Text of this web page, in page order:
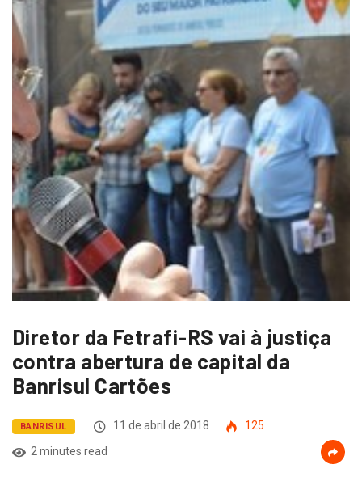
Diretor da Fetrafi-RS vai à justiça
contra abertura de capital da
Banrisul Cartões
BANRISUL 11 de abril de 2018
125
2 minutes read